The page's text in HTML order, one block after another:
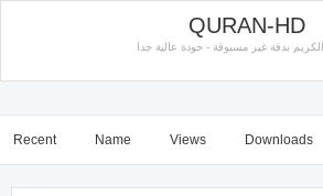
QURAN-HD
بدقة غير مسبوقة - جودة عالية جدا
Recent Name Views Downloads